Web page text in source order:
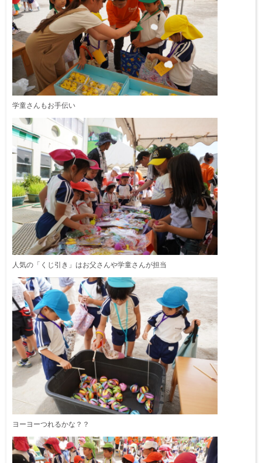
学童さんもお手伝い
人気の「くじ引き」はお父さんや学童さんが担当
ヨーヨーつれるかな？？